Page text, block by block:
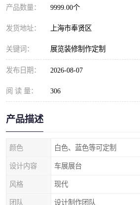
产品数量： 9999.00个
发货地址： 上海市奉贤区
关键词： 展览装修制作定制
发布日期： 2026-08-07
阅 读 量： 306
产品描述
颜色 白色、蓝色等可定制
设计内容 车展展台
风格 现代
团队 设计制作团队